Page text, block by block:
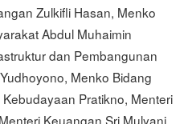
Zulkifli Hasan, Menko
Abdul Muhaimin
dan Pembangunan
Menko Bidang
Pratikno, Menteri
Keuangan Sri Mulyani.